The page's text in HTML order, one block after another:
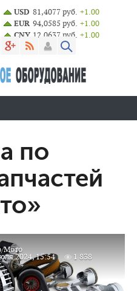
USD 81,4077 руб. +1.00
EUR 94,0585 руб. +1.00
CNY 12,0637 руб. +1.00
по
Мото
2024, 15:54 1 838